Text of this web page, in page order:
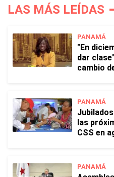
LAS MÁS LEÍDAS
PANAMÁ
"En
dar
cambio
PANAMÁ
las
CSS en
PANAMÁ